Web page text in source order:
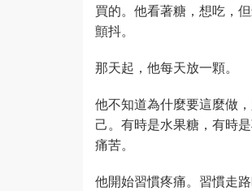
買的。他看著糖，想吃，
顫抖。
那天起，他每天放一顆。
他不知道為什麼要這麼做
己。有時是水果糖，有時
痛苦。
他開始習慣疼痛。習慣走